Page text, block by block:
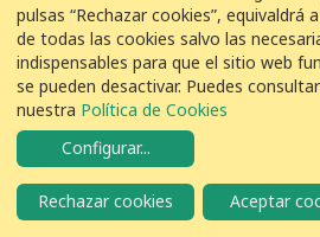
EDAR El Tablero -Antonio suárez
4Tórtola Senegalesa Streptopelia
11 de febrero de 2025
11/02/2025 10:00:00
EDAR El Tablero -Antonio suárez
pulsas “Rechazar cookies”, equivaldrá
de todas las cookies salvo las
indispensables para que el sitio web
se pueden desactivar. Puedes
nuestra Política de Cookies
Configurar...
Rechazar cookies Aceptar